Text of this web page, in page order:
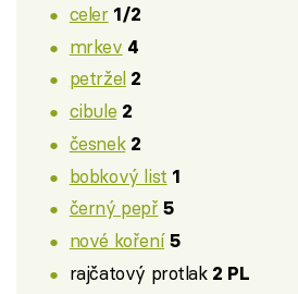
celer 1/2
mrkev 4
petržel 2
cibule 2
česnek 2
bobkový list 1
černý pepř 5
nové koření 5
rajčatový protlak 2 PL